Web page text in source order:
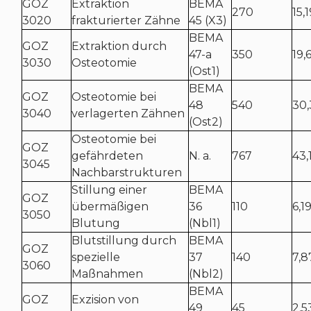
GOZ
3020
Extraktion
frakturierter Zähne
BEMA
45 (X3)
270
GOZ
3030
Extraktion durch
Osteotomie
BEMA
47-a
(Ost1)
350
GOZ
3040
Osteotomie bei
verlagerten Zähnen
BEMA
48
(Ost2)
540
GOZ
3045
Osteotomie bei
gefährdeten
Nachbarstrukturen
N. a. 767
GOZ
3050
Stillung einer
übermäßigen
Blutung
BEMA
36
(Nbl1)
110
GOZ
3060
Blutstillung durch
spezielle
Maßnahmen
BEMA
37
(Nbl2)
140
GOZ
Exzision von
BEMA
49
45